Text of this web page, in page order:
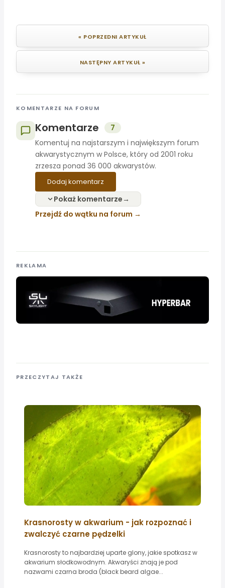
« POPRZEDNI ARTYKUŁ
NASTĘPNY ARTYKUŁ »
KOMENTARZE NA FORUM
Komentarze
7
Komentuj na najstarszym i największym forum
akwarystycznym w Polsce, który od 2001 roku
zrzesza ponad 36 000 akwarystów.
Dodaj komentarz
Pokaż komentarze
Przejdź do wątku na forum
REKLAMA
PRZECZYTAJ TAKŻE
Krasnorosty w akwarium - jak rozpoznać i
zwalczyć czarne pędzelki
Krasnorosty to najbardziej uparte glony, jakie spotkasz w
akwarium słodkowodnym. Akwaryści znają je pod
nazwami czarna broda (black beard algae...